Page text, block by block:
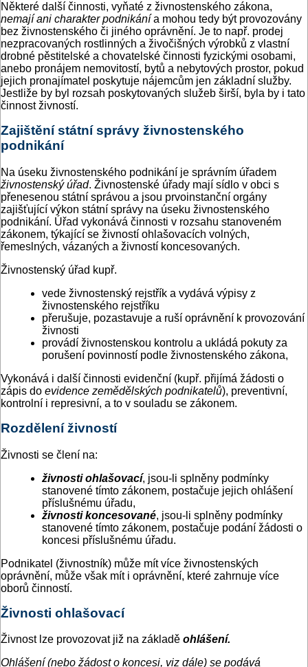
Některé další činnosti, vyňaté z živnostenského zákona,
nemají ani charakter podnikánía mohou tedy být provozovány
bez živnostenského či jiného oprávnění. Je to např. prodej
nezpracovaných rostlinných a živočišných výrobků z vlastní
drobné pěstitelské a chovatelské činnosti fyzickými osobami,
anebo pronájem nemovitostí, bytů a nebytových prostor, pokud
jejich pronajímatel poskytuje nájemcům jen základní služby.
Jestliže by byl rozsah poskytovaných služeb širší, byla by i tato
činnost živností.
Zajištění státní správy živnostenského
podnikání
Na úseku živnostenského podnikání je správním úřadem
živnostenský úřad. Živnostenské úřady mají sídlo v obci s
přenesenou státní správou a jsou prvoinstanční orgány
zajišťující výkon státní správy na úseku živnostenského
podnikání. Úřad vykonává činnosti v rozsahu stanoveném
zákonem, týkající se živností ohlašovacích volných,
řemeslných, vázaných a živností koncesovaných.
Živnostenský úřad kupř.
vede živnostenský rejstřík a vydává výpisy z
živnostenského rejstříku
přerušuje, pozastavuje a ruší oprávnění k provozování
živnosti
provádí živnostenskou kontrolu a ukládá pokuty za
porušení povinností podle živnostenského zákona,
Vykonává i další činnosti evidenční (kupř. přijímá žádosti o
zápis do evidence zemědělských podnikatelů), preventivní,
kontrolní i represivní, a to v souladu se zákonem.
Rozdělení živností
Živnosti se člení na:
živnosti ohlašovací, jsou-li splněny podmínky
stanovené tímto zákonem, postačuje jejich ohlášení
příslušnému úřadu,
živnosti koncesované, jsou-li splněny podmínky
stanovené tímto zákonem, postačuje podání žádosti o
koncesi příslušnému úřadu.
Podnikatel (živnostník) může mít více živnostenských
oprávnění, může však mít i oprávnění, které zahrnuje více
oborů činností.
Živnosti ohlašovací
Živnost lze provozovat již na základě ohlášení.
Ohlášení (nebo žádost o koncesi, viz dále) se podává